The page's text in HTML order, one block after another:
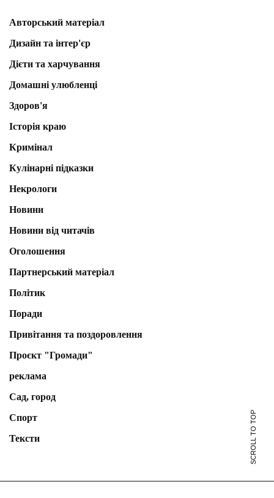
Авторський матеріал
Дизайн та інтер'єр
Дієти та харчування
Домашні улюбленці
Здоров'я
Історія краю
Кримінал
Кулінарні підказки
Некрологи
Новини
Новини від читачів
Оголошення
Партнерський матеріал
Політик
Поради
Привітання та поздоровлення
Проєкт "Громади"
реклама
Сад, город
Спорт
Тексти
SCROLL TO TOP